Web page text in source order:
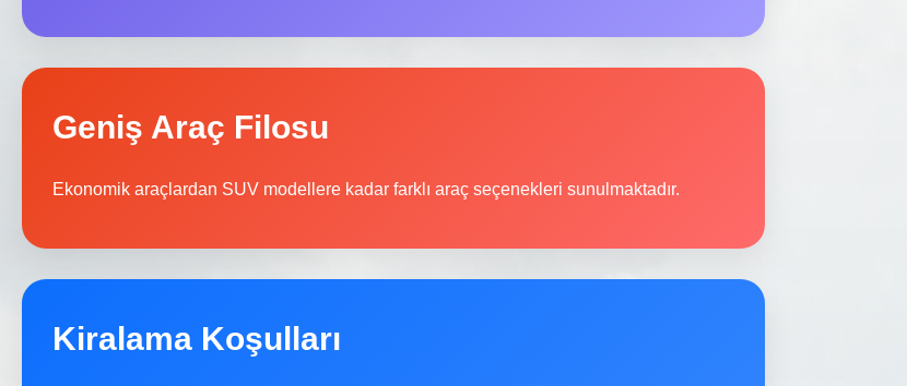
Geniş Araç Filosu
Ekonomik araçlardan SUV modellere kadar farklı araç seçenekleri sunulmaktadır.
Kiralama Koşulları